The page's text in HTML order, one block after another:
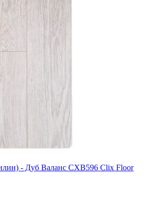
- Дуб Валанс CXB596 Clix Floor